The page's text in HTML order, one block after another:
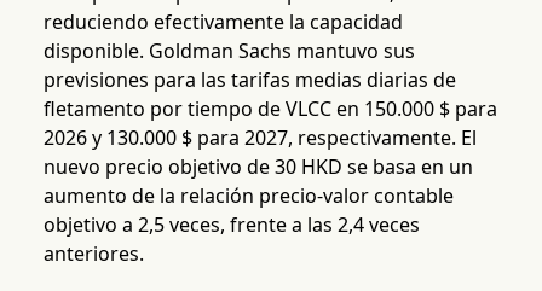
reduciendo efectivamente la capacidad
disponible. Goldman Sachs mantuvo sus
previsiones para las tarifas medias diarias de
fletamento por tiempo de VLCC en 150.000 $ para
2026 y 130.000 $ para 2027, respectivamente. El
nuevo precio objetivo de 30 HKD se basa en un
aumento de la relación precio-valor contable
objetivo a 2,5 veces, frente a las 2,4 veces
anteriores.